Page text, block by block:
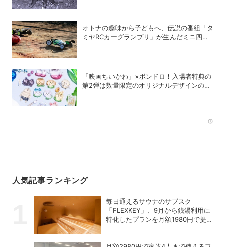
オトナの趣味から子どもへ、伝説の番組「タ
ミヤRCカーグランプリ」が生んだミニ四駆
「映画ちいかわ」×ボンドロ！入場者特典の
第2弾は数量限定のオリジナルデザインのボ
人気記事ランキング
毎日通えるサウナのサブスク
「FLEXKEY」、9月から銭湯利用に
特化したプランを月額1980円で提供